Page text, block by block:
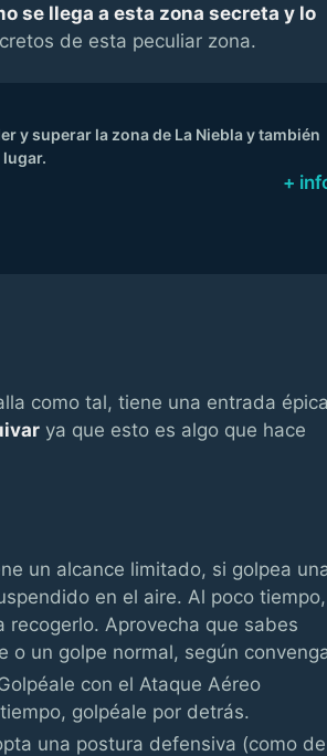
se llega a esta zona secreta y lo
de esta peculiar zona.
y superar la zona de La Niebla y también
+
como tal, tiene una entrada
ya que esto es algo que hace
un alcance limitado, si golpea
en el aire. Al poco tiempo,
Aprovecha que sabes
o un golpe normal, según
con el Ataque Aéreo
golpéale por detrás.
una postura defensiva (como de